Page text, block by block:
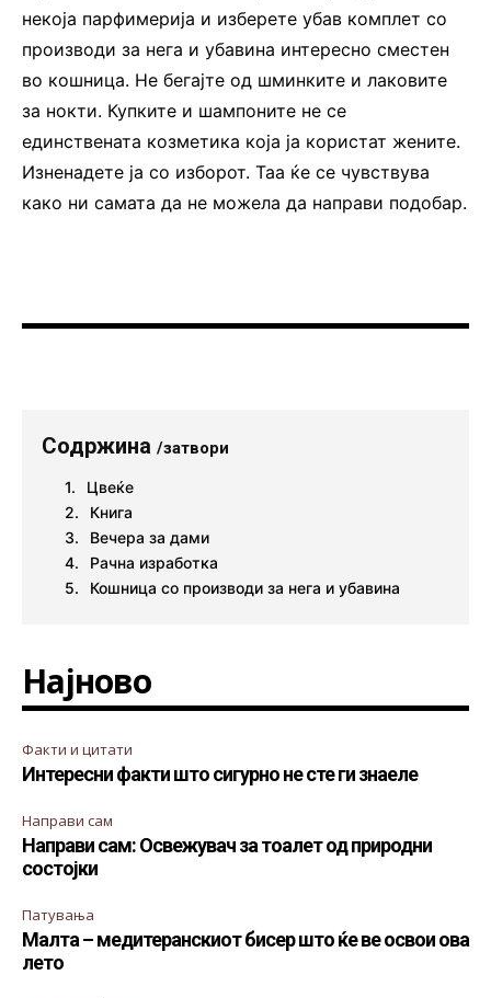
некоја парфимерија и изберете убав комплет со
производи за нега и убавина интересно сместен
во кошница. Не бегајте од шминките и лаковите
за нокти. Купките и шампоните не се
единствената козметика која ја користат жените.
Изненадете ја со изборот. Таа ќе се чувствува
како ни самата да не можела да направи подобар.
Содржина /затвори
Цвеќе
Книга
Вечера за дами
Рачна изработка
Кошница со производи за нега и убавина
Најново
Факти и цитати
Интересни факти што сигурно не сте ги знаеле
Направи сам
Направи сам: Освежувач за тоалет од природни
состојки
Патувања
Малта – медитеранскиот бисер што ќе ве освои ова
лето